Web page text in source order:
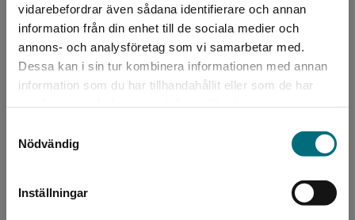
vidarebefordrar även sådana identifierare och annan
information från din enhet till de sociala medier och
annons- och analysföretag som vi samarbetar med.
Dessa kan i sin tur kombinera informationen med annan
information som du har tillhandahållit eller som de har
Nödvändig
Inställningar
Begränsad fraktregion
Det verkar som att du besöker
Sverige. För att kunna slutföra ett köp måste
Sidantal:
168
Köp- och leveransvillkor
Upphovspersoner